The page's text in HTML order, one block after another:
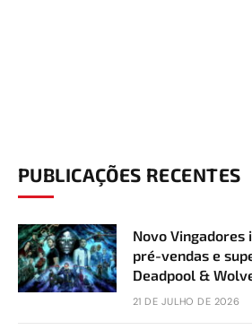
PUBLICAÇÕES RECENTES
Novo Vingadores
pré-vendas e
Deadpool &
21 DE JULHO DE 2026